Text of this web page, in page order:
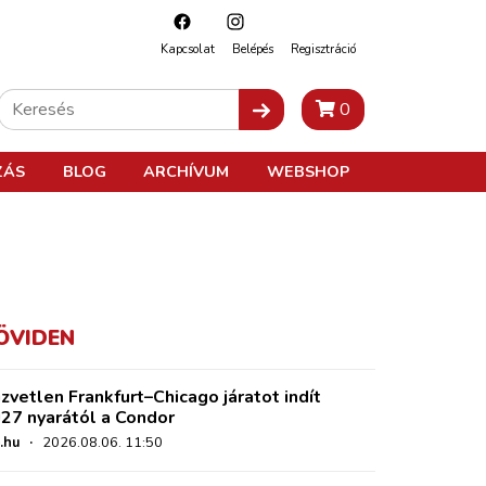
Kapcsolat Belépés Regisztráció
0
BLOG ARCHÍVUM WEBSHOP
Frankfurt–Chicago járatot indít
nyarától a Condor
· 2026.08.06. 11:50